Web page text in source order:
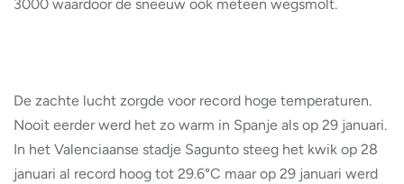
3000 waardoor de sneeuw ook meteen wegsmolt.
De zachte lucht zorgde voor record hoge temperaturen.
Nooit eerder werd het zo warm in Spanje als op 29 januari.
In het Valenciaanse stadje Sagunto steeg het kwik op 28
januari al record hoog tot 29.6°C maar op 29 januari werd